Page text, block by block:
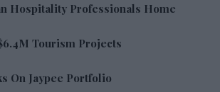
Hospitality Professionals Home
Tourism Projects
On Jaypee Portfolio